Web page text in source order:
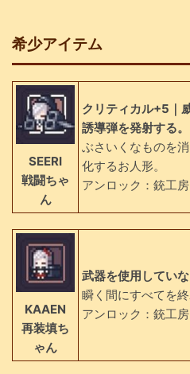
希少アイテム
SEERI
戦闘ちゃ
ん
クリティカル+5｜
誘導弾を発射する。
ぶさいくなものを
化するお人形。
アンロック：銃工
KAAEN
再装填ち
ゃん
武器を使用してい
瞬く間にすべてを
アンロック：銃工